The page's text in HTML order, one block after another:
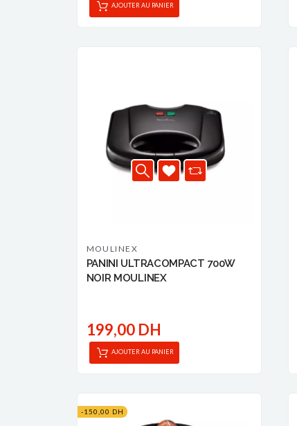
AJOUTER AU PANIER
MOULINEX
PANINI ULTRACOMPACT 700W
NOIR MOULINEX
199,00 DH
AJOUTER AU PANIER
-150,00 DH